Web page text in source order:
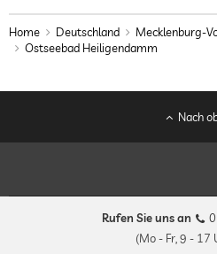
Home Deutschland
Mecklenburg-
Ostseebad Heiligendamm
Nach
Rufen Sie uns an
(Mo - Fr, 9 - 17